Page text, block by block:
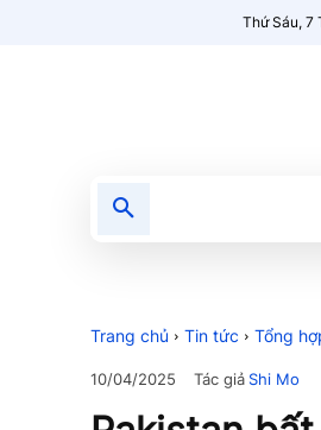
Thứ Sáu, 7
Trang chủ Tin tức Tổng
10/04/2025 Tác giảShi Mo